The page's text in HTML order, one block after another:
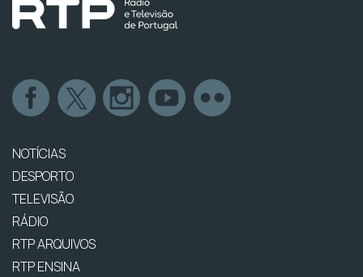
NOTÍCIAS
DESPORTO
TELEVISÃO
RÁDIO
RTP ARQUIVOS
RTP ENSINA